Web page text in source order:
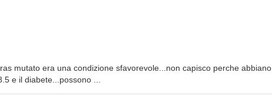
mutato era una condizione sfavorevole...non capisco perche abbiano
e il diabete...possono ...